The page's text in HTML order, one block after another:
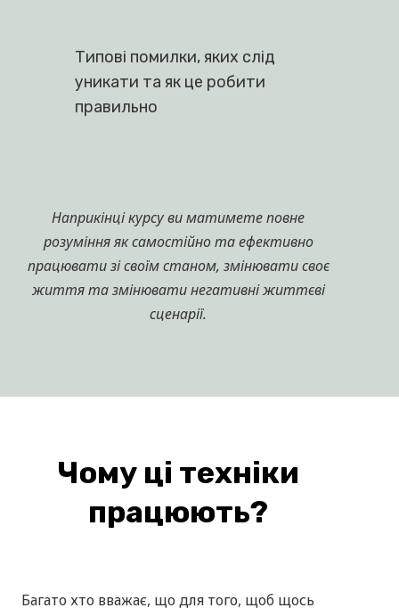
Мистецтво створення своєї
реальності життя за допомогою
простих практичних методів та
Типові помилки, яких слід
уникати та як це робити
Експертні рекомендації для
досягнення максимальних
результатів